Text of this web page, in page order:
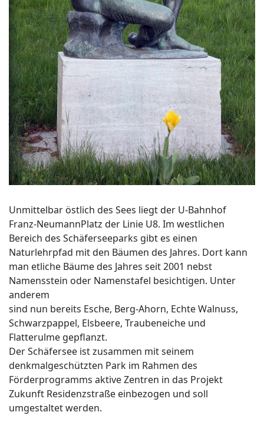
Unmittelbar östlich des Sees liegt der U-Bahnhof
Franz-NeumannPlatz der Linie U8. Im westlichen
Bereich des Schäferseeparks gibt es einen
Naturlehrpfad mit den Bäumen des Jahres. Dort kann
man etliche Bäume des Jahres seit 2001 nebst
Namensstein oder Namenstafel besichtigen. Unter
anderem
sind nun bereits Esche, Berg-Ahorn, Echte Walnuss,
Schwarzpappel, Elsbeere, Traubeneiche und
Flatterulme gepflanzt.
Der Schäfersee ist zusammen mit seinem
denkmalgeschützten Park im Rahmen des
Förderprogramms aktive Zentren in das Projekt
Zukunft Residenzstraße einbezogen und soll
umgestaltet werden.